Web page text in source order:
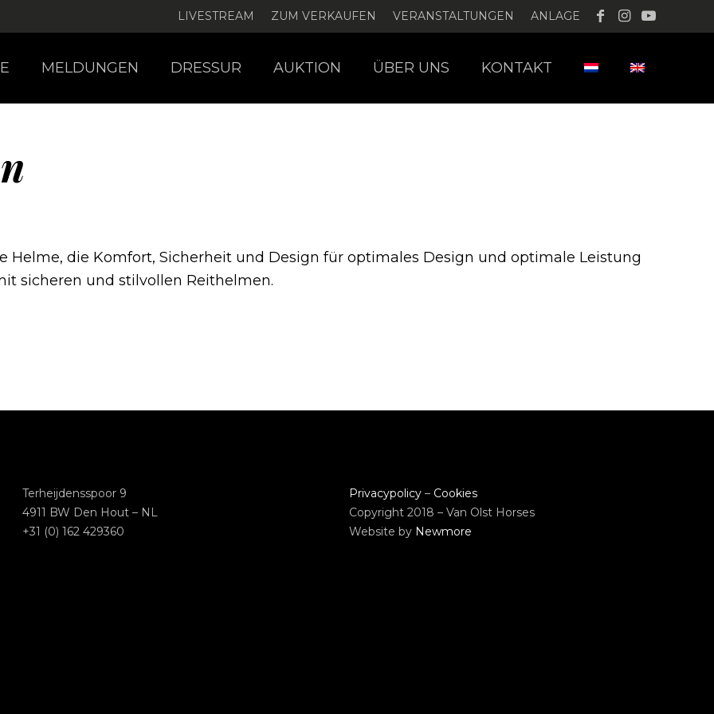
LIVESTREAM ZUM VERKAUFEN VERANSTALTUNGEN ANLAGE
MELDUNGEN DRESSUR AUKTION ÜBER UNS KONTAKT
die Komfort, Sicherheit und Design für optimales Design und optimale Leistung
sicheren und stilvollen Reithelmen.
Terheijdensspoor 9
4911 BW Den Hout – NL
+31 (0) 162 429360
Privacypolicy– Cookies
Copyright 2018 – Van Olst Horses
Website by Newmore